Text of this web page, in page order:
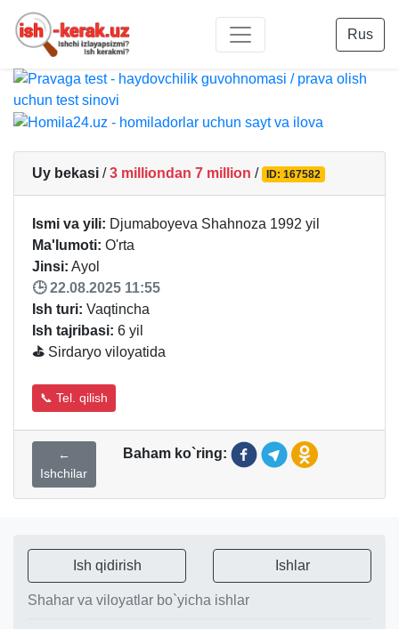
Rus
Uy bekasi /3 milliondan 7 million / ID: 167582
Ismi va yili: Djumaboyeva Shahnoza 1992 yil
Ma'lumoti: O'rta
Jinsi: Ayol
🕒 22.08.2025 11:55
Ish turi: Vaqtincha
Ish tajribasi: 6 yil
⛳ Sirdaryo viloyatida
📞 Tel. qilish
←
Ishchilar
Baham ko`ring:
Ish qidirish Ishlar
Shahar va viloyatlar bo`yicha ishlar